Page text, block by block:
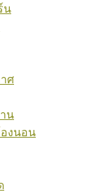
น
ศ
น
งนอน